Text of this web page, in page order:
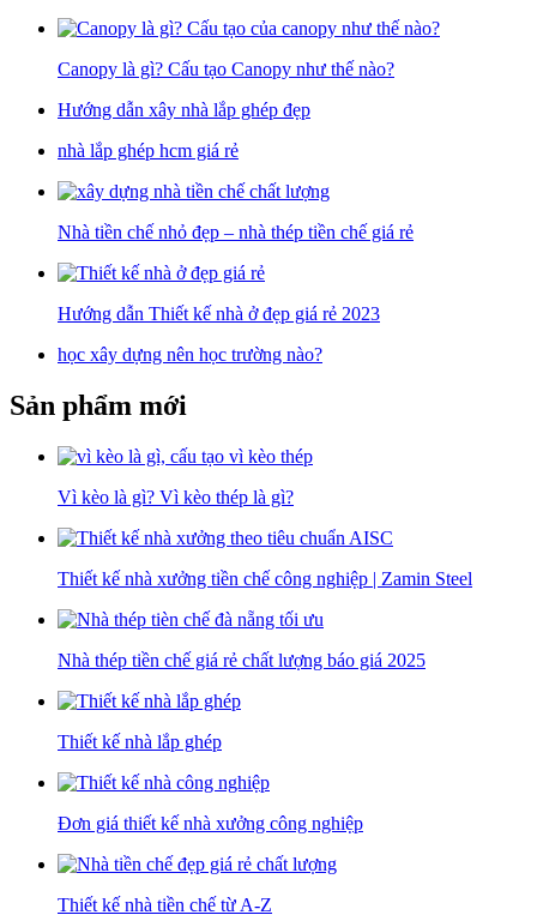
Canopy là gì? Cấu tạo Canopy như thế nào?
Hướng dẫn xây nhà lắp ghép đẹp
nhà lắp ghép hcm giá rẻ
Nhà tiền chế nhỏ đẹp – nhà thép tiền chế giá rẻ
Hướng dẫn Thiết kế nhà ở đẹp giá rẻ 2023
học xây dựng nên học trường nào?
Sản phẩm mới
Vì kèo là gì? Vì kèo thép là gì?
Thiết kế nhà xưởng tiền chế công nghiệp | Zamin Steel
Nhà thép tiền chế giá rẻ chất lượng báo giá 2025
Thiết kế nhà lắp ghép
Đơn giá thiết kế nhà xưởng công nghiệp
Thiết kế nhà tiền chế từ A-Z